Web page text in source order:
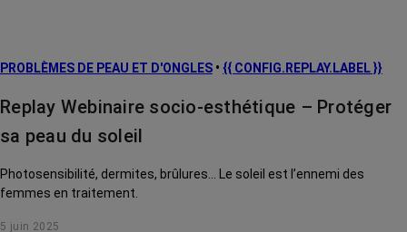
PROBLÈMES DE PEAU ET D'ONGLES • {{ CONFIG.REPLAY.LABEL }}
Replay Webinaire socio-esthétique – Protéger
sa peau du soleil
Photosensibilité, dermites, brûlures... Le soleil est l’ennemi des
femmes en traitement.
5 juin 2025